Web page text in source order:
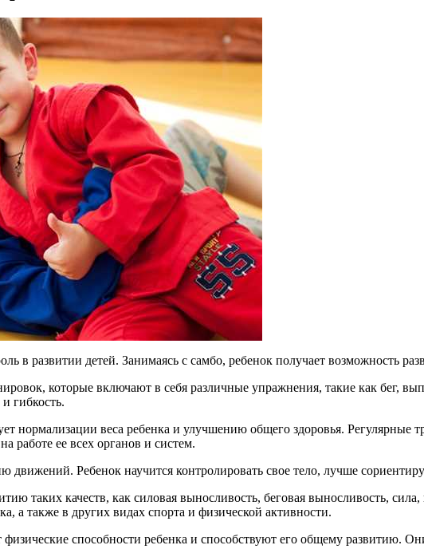
в развитии детей. Занимаясь с самбо, ребенок получает возможность
которые включают в себя различные упражнения, такие как бег,
гибкость.
нормализации веса ребенка и улучшению общего здоровья. Регулярные
работе ее всех органов и систем.
движений. Ребенок научится контролировать свое тело, лучше
таких качеств, как силовая выносливость, беговая выносливость,
а также в других видах спорта и физической активности.
способности ребенка и способствуют его общему развитию.